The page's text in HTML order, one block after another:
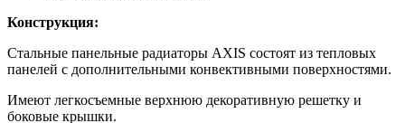
Конструкция:
Стальные панельные радиаторы AXIS состоят из тепловых
панелей с дополнительными конвективными поверхностями.
Имеют легкосъемные верхнюю декоративную решетку и
боковые крышки.